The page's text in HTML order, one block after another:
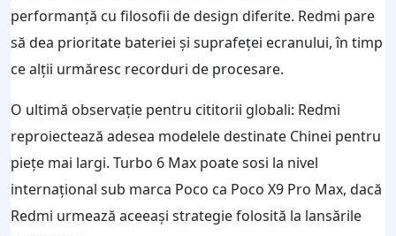
performanță cu filosofii de design diferite. Redmi pare
să dea prioritate bateriei și suprafeței ecranului, în timp
ce alții urmăresc recorduri de procesare.
O ultimă observație pentru cititorii globali: Redmi
reproiectează adesea modelele destinate Chinei pentru
piețe mai largi. Turbo 6 Max poate sosi la nivel
internațional sub marca Poco ca Poco X9 Pro Max, dacă
Redmi urmează aceeași strategie folosită la lansările